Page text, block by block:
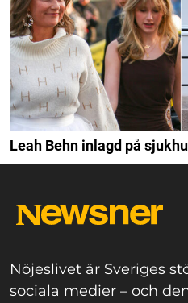
Leah Behn inlagd på
Nöjeslivet är Sveriges
sociala medier – och